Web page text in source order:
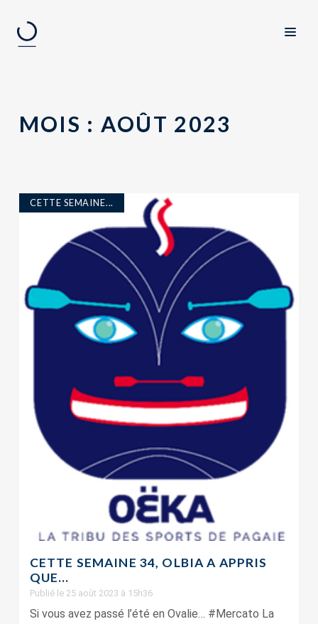
MOIS : AOÛT 2023
CETTE SEMAINE...
CETTE SEMAINE 34, OLBIA A APPRIS
QUE…
Publié le 25 août 2023 à 15h36
Si vous avez passé l’été en Ovalie… #Mercato La